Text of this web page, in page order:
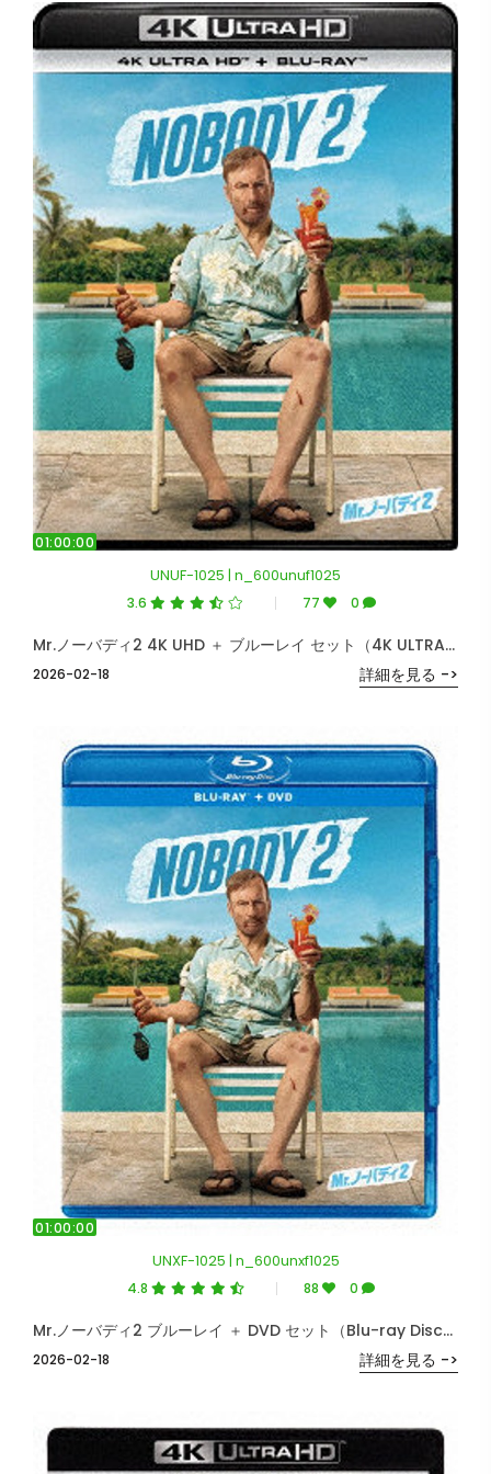
01:00:00
UNUF-1025 | n_600unuf1025
3.6 77 0
2026-02-18
Mr.ノーバディ2 4K UHD ＋ ブルーレイ セット（4K ULTRA HD＋ブルーレイ）
詳細を見る ->
01:00:00
UNXF-1025 | n_600unxf1025
4.8 88 0
2026-02-18
Mr.ノーバディ2 ブルーレイ ＋ DVD セット（Blu-ray Disc＋DVD） （ブルーレイディスク）
詳細を見る ->